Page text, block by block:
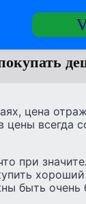
цена
цены всегда
при
быть очень